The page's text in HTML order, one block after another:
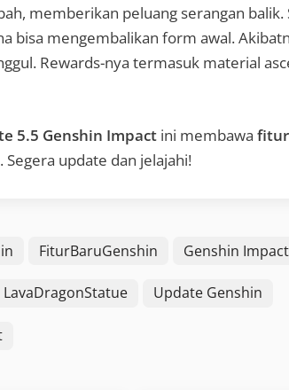
memberikan peluang serangan balik.
bisa mengembalikan form awal.
Rewards-nya termasuk material
5.5 Genshin Impact ini membawa
Segera update dan jelajahi!
FiturBaruGenshin Genshin Impact
LavaDragonStatue Update Genshin